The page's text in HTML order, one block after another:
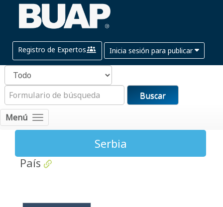
Registro de Expertos Inicia sesión para publicar
Buscar
Menú
Serbia
País